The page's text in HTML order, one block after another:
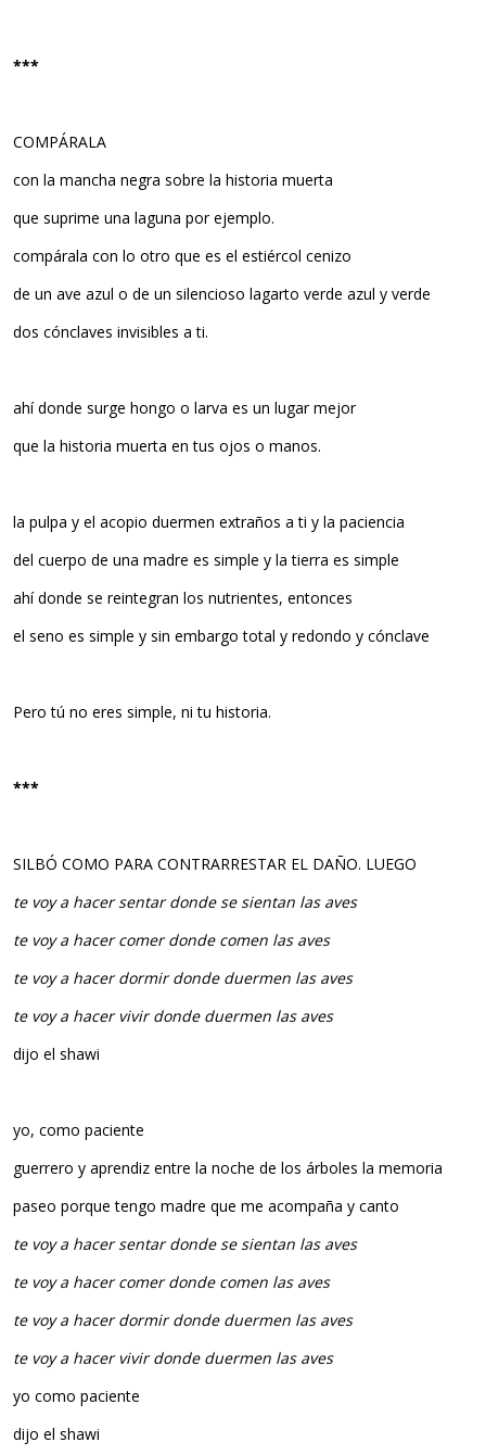
***
COMPÁRALA
con la mancha negra sobre la historia muerta
que suprime una laguna por ejemplo.
compárala con lo otro que es el estiércol cenizo
de un ave azul o de un silencioso lagarto verde azul y verde
dos cónclaves invisibles a ti.
ahí donde surge hongo o larva es un lugar mejor
que la historia muerta en tus ojos o manos.
la pulpa y el acopio duermen extraños a ti y la paciencia
del cuerpo de una madre es simple y la tierra es simple
ahí donde se reintegran los nutrientes, entonces
el seno es simple y sin embargo total y redondo y cónclave
Pero tú no eres simple, ni tu historia.
***
SILBÓ COMO PARA CONTRARRESTAR EL DAÑO. LUEGO
te voy a hacer sentar donde se sientan las aves
te voy a hacer comer donde comen las aves
te voy a hacer dormir donde duermen las aves
te voy a hacer vivir donde duermen las aves
dijo el shawi
yo, como paciente
guerrero y aprendiz entre la noche de los árboles la memoria
paseo porque tengo madre que me acompaña y canto
te voy a hacer sentar donde se sientan las aves
te voy a hacer comer donde comen las aves
te voy a hacer dormir donde duermen las aves
te voy a hacer vivir donde duermen las aves
yo como paciente
dijo el shawi